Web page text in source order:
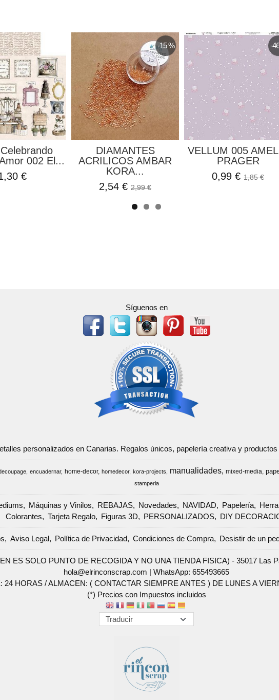
002 El...
€
-15 %
DIAMANTES
ACRILICOS AMBAR
KORA...
2,54 €2,99 €
-
VELLUM 005
PRAGER
0,99 €1,85 €
Síguenos en
personalizados en Canarias. Regalos únicos, papelería creativa y
encuadernar home-decor homedecor kora-projects manualidades mixed-media
stamperia
Máquinas y Vinilos REBAJAS Novedades NAVIDAD Papelería
Colorantes
Tarjeta Regalo Figuras 3D PERSONALIZADOS DIY
Aviso Legal Política de Privacidad Condiciones de Compra Desistir de un
ES SOLO PUNTO DE RECOGIDA Y NO UNA TIENDA FISICA) - 35017 Las
hola@elrinconscrap.com |WhatsApp: 655493665
24 HORAS / ALMACEN: ( CONTACTAR SIEMPRE ANTES ) DE LUNES A
(*) Precios con Impuestos incluidos